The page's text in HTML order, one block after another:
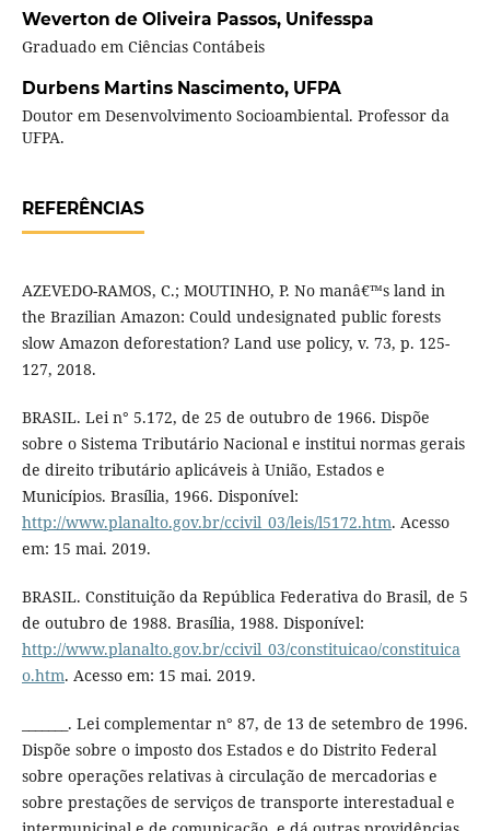
Weverton de Oliveira Passos, Unifesspa
Graduado em Ciências Contábeis
Durbens Martins Nascimento, UFPA
Doutor em Desenvolvimento Socioambiental. Professor da
UFPA.
REFERÊNCIAS
AZEVEDO-RAMOS, C.; MOUTINHO, P. No manâ€™s land in
the Brazilian Amazon: Could undesignated public forests
slow Amazon deforestation? Land use policy, v. 73, p. 125-
127, 2018.
BRASIL. Lei n° 5.172, de 25 de outubro de 1966. Dispõe
sobre o Sistema Tributário Nacional e institui normas gerais
de direito tributário aplicáveis à União, Estados e
Municípios. Brasília, 1966. Disponível:
http://www.planalto.gov.br/ccivil_03/leis/l5172.htm. Acesso
em: 15 mai. 2019.
BRASIL. Constituição da República Federativa do Brasil, de 5
de outubro de 1988. Brasília, 1988. Disponível:
http://www.planalto.gov.br/ccivil_03/constituicao/constituica
o.htm. Acesso em: 15 mai. 2019.
_______. Lei complementar n° 87, de 13 de setembro de 1996.
Dispõe sobre o imposto dos Estados e do Distrito Federal
sobre operações relativas à circulação de mercadorias e
sobre prestações de serviços de transporte interestadual e